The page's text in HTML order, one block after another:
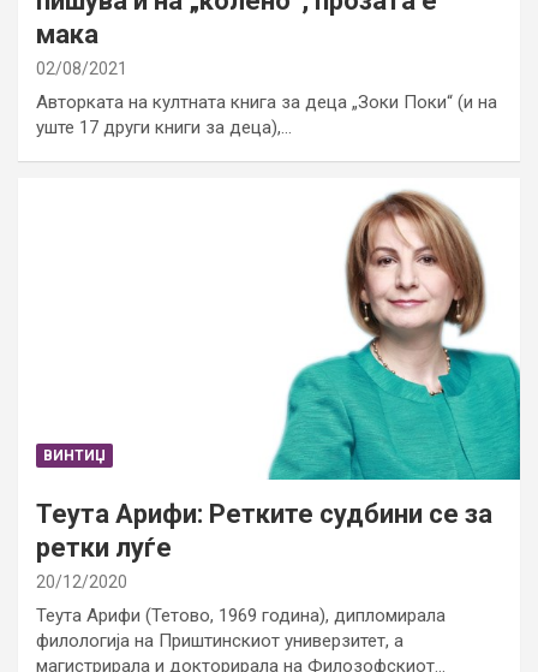
мака
02/08/2021
Авторката на култната книга за деца „Зоки Поки“ (и на
уште 17 други книги за деца),…
ВИНТИЏ
Теута Арифи: Ретките судбини се за
ретки луѓе
20/12/2020
Теута Арифи (Тетово, 1969 година), дипломирала
филологија на Приштинскиот универзитет, а
магистрирала и докторирала на Филозофскиот…